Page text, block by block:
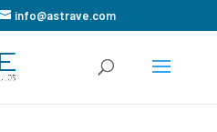
info@astrave.com